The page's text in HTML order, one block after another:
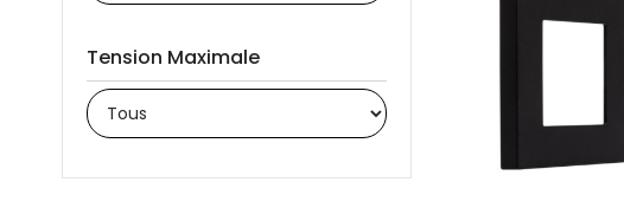
Tension Maximale